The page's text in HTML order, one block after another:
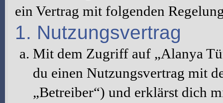
ein Vertrag mit folgenden
1. Nutzungsvertrag
Mit dem Zugriff auf „Alanya
du einen Nutzungsvertrag mit
„Betreiber“) und erklärst dich